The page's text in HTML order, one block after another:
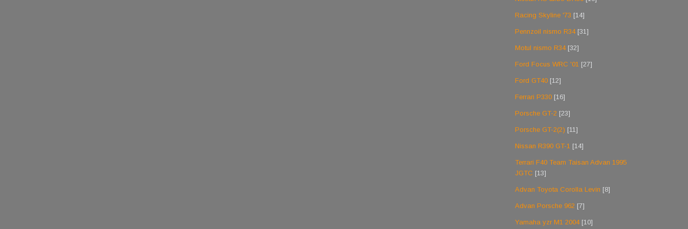
Racing Skyline '73 [14]
Pennzoil nismo R34 [31]
Motul nismo R34 [32]
Ford Focus WRC '01 [27]
Ford GT40 [12]
Ferrari P330 [16]
Porsche GT-2 [23]
Porsche GT-2(2) [11]
Nissan R390 GT-1 [14]
Terrari F40 Team Taisan Advan 1995
JGTC [13]
Advan Toyota Corolla Levin [8]
Advan Porsche 962 [7]
Yamaha yzr M1 2004 [10]